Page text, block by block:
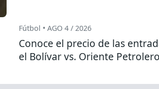
Fútbol • AGO 4 / 2026
Conoce el precio de las
el Bolívar vs. Oriente Petrolero